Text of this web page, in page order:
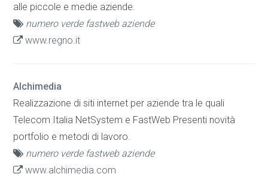
alle piccole e medie aziende.
numero verde fastweb aziende
www.regno.it
Alchimedia
Realizzazione di siti internet per aziende tra le quali
Telecom Italia NetSystem e FastWeb Presenti novità
portfolio e metodi di lavoro.
numero verde fastweb aziende
www.alchimedia.com